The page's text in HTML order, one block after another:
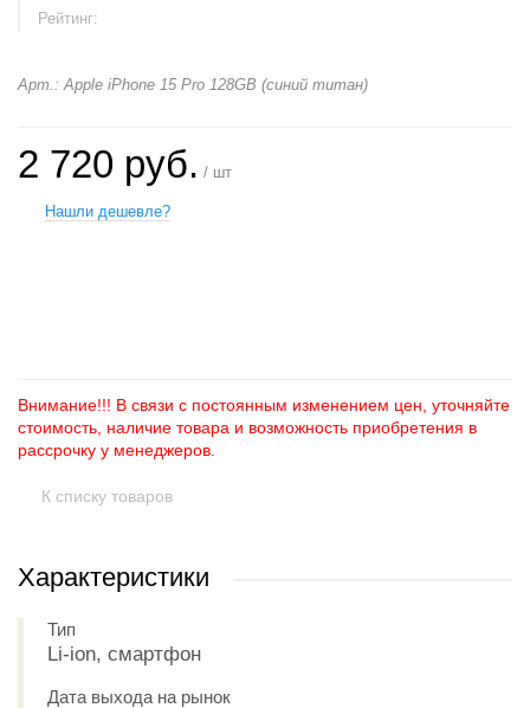
Рейтинг:
Арт.: Apple iPhone 15 Pro 128GB (синий титан)
2 720 руб. / шт
Нашли дешевле?
Внимание!!! В связи с постоянным изменением цен, уточняйте
стоимость, наличие товара и возможность приобретения в
рассрочку у менеджеров.
К списку товаров
Характеристики
Тип
Li-ion, смартфон
Дата выхода на рынок